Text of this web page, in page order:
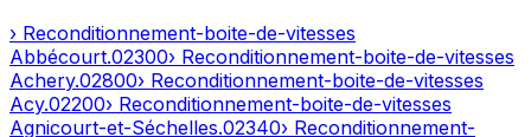
› Reconditionnement-boite-de-vitesses
Abbécourt.02300› Reconditionnement-boite-de-vitesses
Achery.02800› Reconditionnement-boite-de-vitesses
Acy.02200› Reconditionnement-boite-de-vitesses
Agnicourt-et-Séchelles.02340› Reconditionnement-